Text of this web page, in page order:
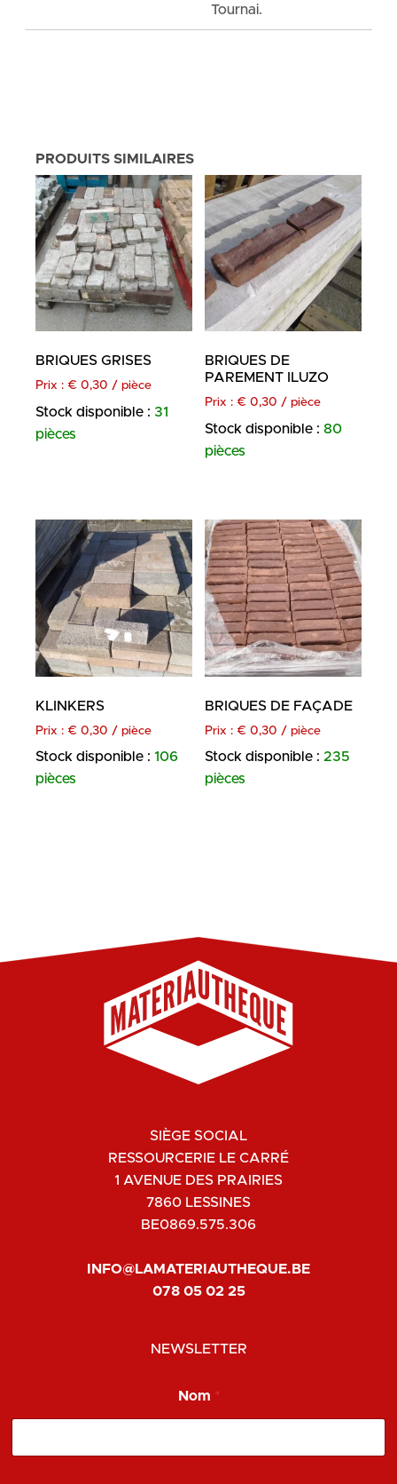
Tournai.
PRODUITS SIMILAIRES
BRIQUES GRISES
Prix : € 0,30 / pièce
Stock disponible : 31
pièces
BRIQUES DE
PAREMENT ILUZO
Prix : € 0,30 / pièce
Stock disponible :80
pièces
KLINKERS
Prix : € 0,30 / pièce
Stock disponible : 106
pièces
BRIQUES DE FAÇADE
Prix : € 0,30 / pièce
Stock disponible :235
pièces
SIÈGE SOCIAL
RESSOURCERIE LE CARRÉ
1 AVENUE DES PRAIRIES
7860 LESSINES
BE0869.575.306
INFO@LAMATERIAUTHEQUE.BE
078 05 02 25
NEWSLETTER
Nom *